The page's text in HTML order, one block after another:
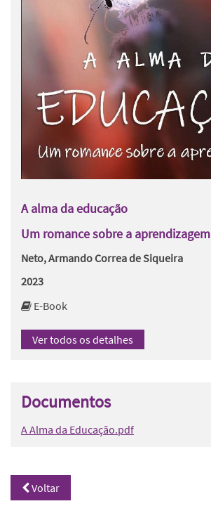
A alma da educação
Um romance sobre a aprendizagem
Neto, Armando Correa de Siqueira
2023
E-Book
Ver todos os detalhes
Documentos
A Alma da Educação.pdf
Voltar